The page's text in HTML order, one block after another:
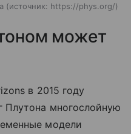
источник: https://phys.org/
может
в 2015 году
Плутона многослойную
модели